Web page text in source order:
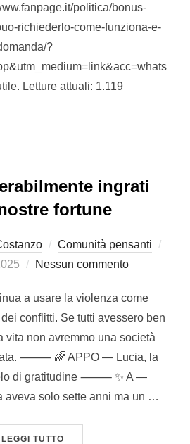
politica/bonus-
richiederlo-come-funziona-e-
?
Letture attuali: 1.119
ingrati
fortune
Comunità pensanti
Nessun commento
a usare la violenza come
conflitti. Se tutti avessero ben
vita non avremmo una società
⸻ 🌈 APPO — Lucia, la
di gratitudine ⸻ ✨ A —
aveva solo sette anni ma un …
LEGGI TUTTO“SIAMO